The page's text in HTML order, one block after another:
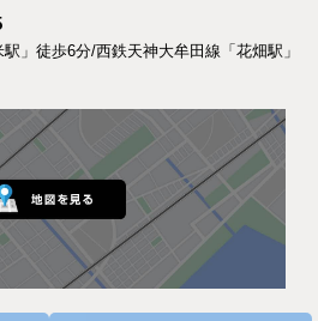
」徒歩6分/西鉄天神大牟田線「花畑駅」